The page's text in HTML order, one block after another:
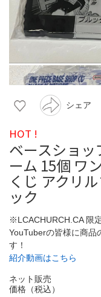
シェア
HOT !
ベースショッ
ーム 15個 ワ
くじ アクリ
ック
※LCACHURCH.CA 限
YouTuberの皆様に商品
す！
紹介動画はこちら
ネット販売
価格（税込）